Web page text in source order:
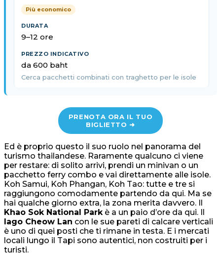
Più economico
9–12 ore
da 600 baht
Cerca pacchetti combinati con traghetto per le isole
PRENOTA ORA IL TUO
BIGLIETTO ➜
Ed è proprio questo il suo ruolo nel panorama del
turismo thailandese. Raramente qualcuno ci viene
per restare: di solito arrivi, prendi un minivan o un
pacchetto ferry combo e vai direttamente alle isole.
Koh Samui, Koh Phangan, Koh Tao: tutte e tre si
raggiungono comodamente partendo da qui. Ma se
hai qualche giorno extra, la zona merita davvero. Il
Khao Sok National Park è a un paio d’ore da qui. Il
lago Cheow Lan con le sue pareti di calcare verticali
è uno di quei posti che ti rimane in testa. E i mercati
locali lungo il Tapi sono autentici, non costruiti per i
turisti.